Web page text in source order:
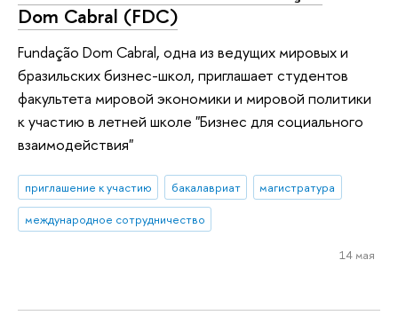
Dom Cabral (FDC)
Fundação Dom Cabral, одна из ведущих мировых и
бразильских бизнес-школ, приглашает студентов
факультета мировой экономики и мировой политики
к участию в летней школе "Бизнес для социального
взаимодействия"
приглашение к участию бакалавриат
магистратура
международное сотрудничество
14 мая